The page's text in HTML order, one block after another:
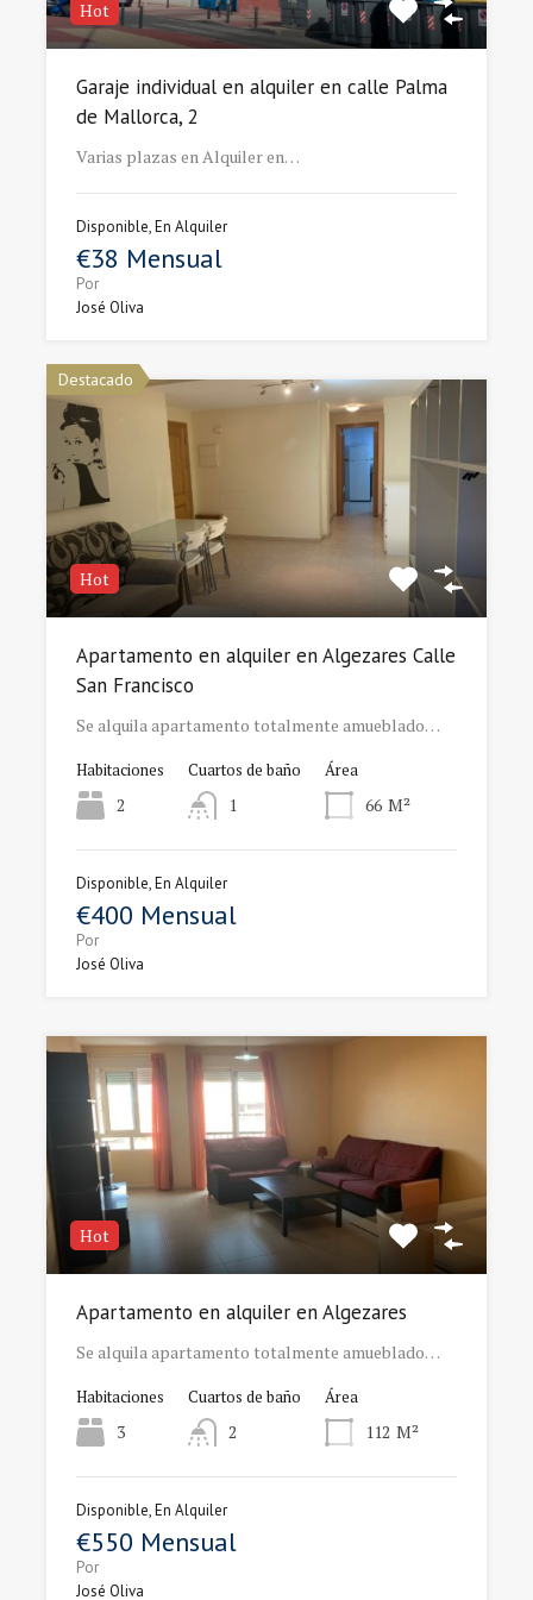
Hot
Garaje individual en alquiler en calle Palma
de Mallorca, 2
Varias plazas en Alquiler en…
Disponible, En Alquiler
€38 Mensual
Por
José Oliva
Destacado
Hot
Apartamento en alquiler en Algezares Calle
San Francisco
Se alquila apartamento totalmente amueblado…
Habitaciones
2
Cuartos de baño
1
Área
66 M²
Disponible, En Alquiler
€400 Mensual
Por
José Oliva
Hot
Apartamento en alquiler en Algezares
Se alquila apartamento totalmente amueblado…
Habitaciones
3
Cuartos de baño
2
Área
112 M²
Disponible, En Alquiler
€550 Mensual
Por
José Oliva